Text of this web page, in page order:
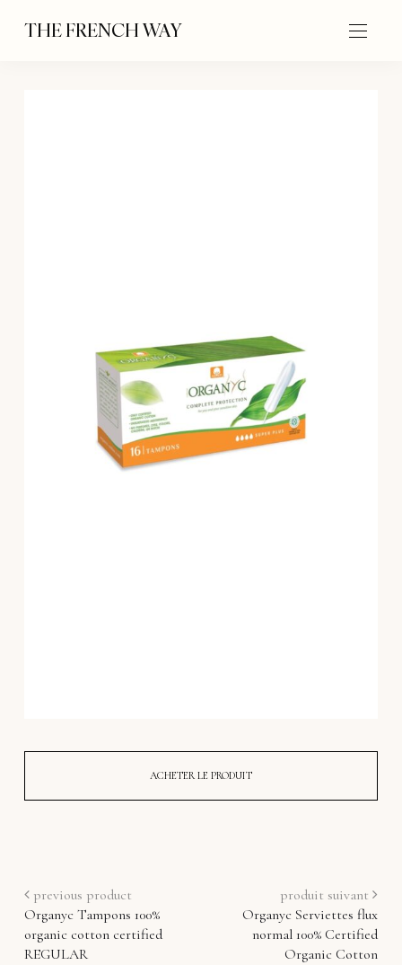
THE FRENCH WAY
ACHETER LE PRODUIT
previous product
Organyc Tampons 100%
organic cotton certified
REGULAR
produit suivant
Organyc Serviettes flux
normal 100% Certified
Organic Cotton